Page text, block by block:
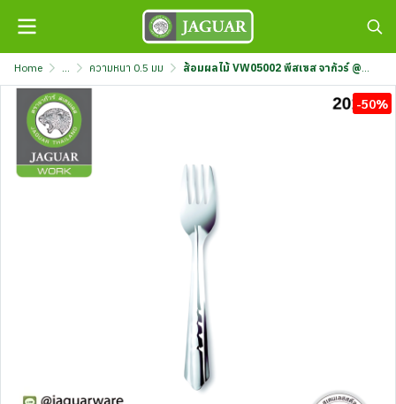
Home ... ความหนา 0.5 มม ส้อมผลไม้ VW05002 พีสเซส จากัวร์ @12 K708/2-0.5-F-JGW
-50%